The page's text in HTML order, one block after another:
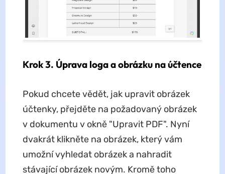
Krok 3. Úprava loga a obrázku na účtence
Pokud chcete vědět, jak upravit obrázek
účtenky, přejděte na požadovaný obrázek
v dokumentu v okně "Upravit PDF". Nyní
dvakrát klikněte na obrázek, který vám
umožní vyhledat obrázek a nahradit
stávající obrázek novým. Kromě toho